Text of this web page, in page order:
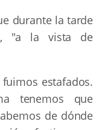
durante la tarde
"a la vista de
estafados.
tenemos que
de dónde